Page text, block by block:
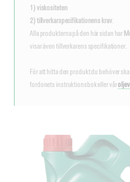
1) viskositeten
2) tillverkarspecifikationens krav.
Alla produkterna på den här sidan har
visar även tillverkarens specifikationer.
För att hitta den produkt du behöver
fordonets instruktionsbok eller vår